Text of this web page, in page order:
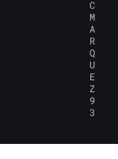
C
M
A
R
Q
U
E
Z
9
3